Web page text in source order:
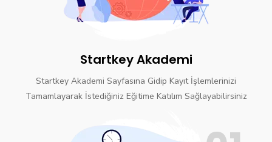
Startkey Akademi
Startkey Akademi Sayfasına Gidip Kayıt İşlemlerinizi
Tamamlayarak İstediğiniz Eğitime Katılım Sağlayabilirsiniz